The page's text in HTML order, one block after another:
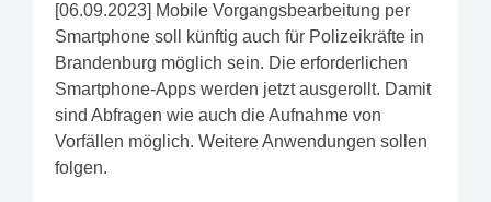
[06.09.2023] Mobile Vorgangsbearbeitung per
Smartphone soll künftig auch für Polizeikräfte in
Brandenburg möglich sein. Die erforderlichen
Smartphone-Apps werden jetzt ausgerollt. Damit
sind Abfragen wie auch die Aufnahme von
Vorfällen möglich. Weitere Anwendungen sollen
folgen.